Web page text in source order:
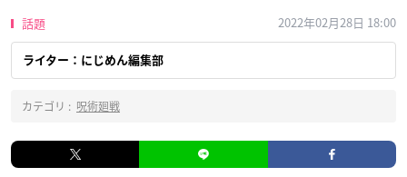
話題 2022年02月28日 18:00
ライター：にじめん編集部
カテゴリ : 呪術廻戦